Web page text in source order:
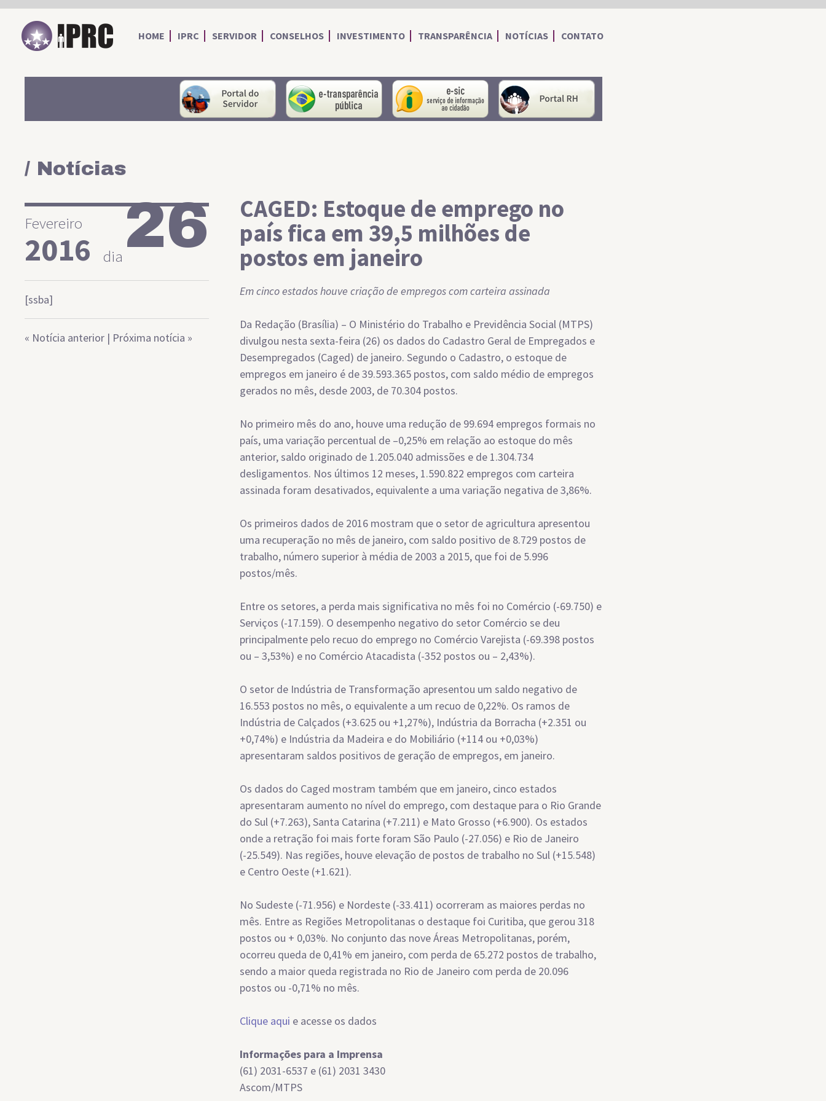
IPRC
HOME IPRC SERVIDOR CONSELHOS INVESTIMENTO TRANSPARÊNCIA NOTÍCIAS CONTATO
portal do servidor portal da transparência Serviço de Informações ao Cidadão
/ Notícias
Fevereiro
2016 dia26
[ssba]
« Notícia anterior | Próxima notícia »
CAGED: Estoque de emprego no
país fica em 39,5 milhões de
postos em janeiro
Em cinco estados houve criação de empregos com carteira assinada
Da Redação (Brasília) – O Ministério do Trabalho e Previdência Social (MTPS)
divulgou nesta sexta-feira (26) os dados do Cadastro Geral de Empregados e
Desempregados (Caged) de janeiro. Segundo o Cadastro, o estoque de
empregos em janeiro é de 39.593.365 postos, com saldo médio de empregos
gerados no mês, desde 2003, de 70.304 postos.
No primeiro mês do ano, houve uma redução de 99.694 empregos formais no
país, uma variação percentual de –0,25% em relação ao estoque do mês
anterior, saldo originado de 1.205.040 admissões e de 1.304.734
desligamentos. Nos últimos 12 meses, 1.590.822 empregos com carteira
assinada foram desativados, equivalente a uma variação negativa de 3,86%.
Os primeiros dados de 2016 mostram que o setor de agricultura apresentou
uma recuperação no mês de janeiro, com saldo positivo de 8.729 postos de
trabalho, número superior à média de 2003 a 2015, que foi de 5.996
postos/mês.
Entre os setores, a perda mais significativa no mês foi no Comércio (-69.750) e
Serviços (-17.159). O desempenho negativo do setor Comércio se deu
principalmente pelo recuo do emprego no Comércio Varejista (-69.398 postos
ou – 3,53%) e no Comércio Atacadista (-352 postos ou – 2,43%).
O setor de Indústria de Transformação apresentou um saldo negativo de
16.553 postos no mês, o equivalente a um recuo de 0,22%. Os ramos de
Indústria de Calçados (+3.625 ou +1,27%), Indústria da Borracha (+2.351 ou
+0,74%) e Indústria da Madeira e do Mobiliário (+114 ou +0,03%)
apresentaram saldos positivos de geração de empregos, em janeiro.
Os dados do Caged mostram também que em janeiro, cinco estados
apresentaram aumento no nível do emprego, com destaque para o Rio Grande
do Sul (+7.263), Santa Catarina (+7.211) e Mato Grosso (+6.900). Os estados
onde a retração foi mais forte foram São Paulo (-27.056) e Rio de Janeiro
(-25.549). Nas regiões, houve elevação de postos de trabalho no Sul (+15.548)
e Centro Oeste (+1.621).
No Sudeste (-71.956) e Nordeste (-33.411) ocorreram as maiores perdas no
mês. Entre as Regiões Metropolitanas o destaque foi Curitiba, que gerou 318
postos ou + 0,03%. No conjunto das nove Áreas Metropolitanas, porém,
ocorreu queda de 0,41% em janeiro, com perda de 65.272 postos de trabalho,
sendo a maior queda registrada no Rio de Janeiro com perda de 20.096
postos ou -0,71% no mês.
Clique aqui e acesse os dados
Informações para a Imprensa
(61) 2031-6537 e (61) 2031 3430
Ascom/MTPS